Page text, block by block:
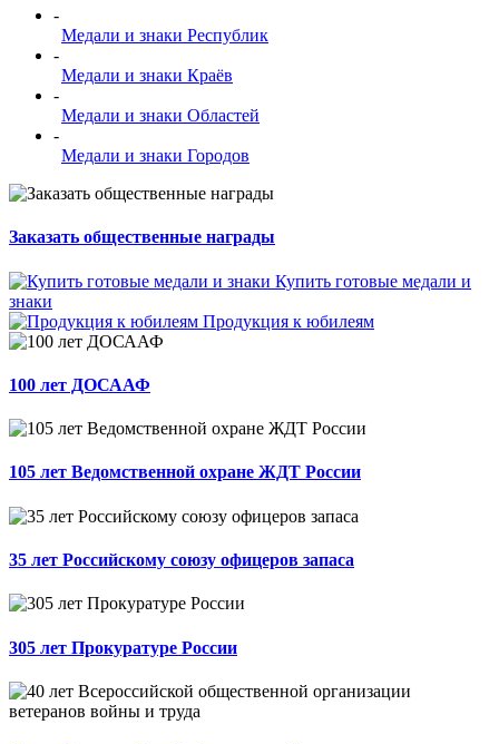
-
Медали и знаки Республик
-
Медали и знаки Краёв
-
Медали и знаки Областей
-
Медали и знаки Городов
Заказать общественные награды
Купить готовые медали и
знаки
Продукция к юбилеям
100 лет ДОСААФ
105 лет Ведомственной охране ЖДТ России
35 лет Российскому союзу офицеров запаса
305 лет Прокуратуре России